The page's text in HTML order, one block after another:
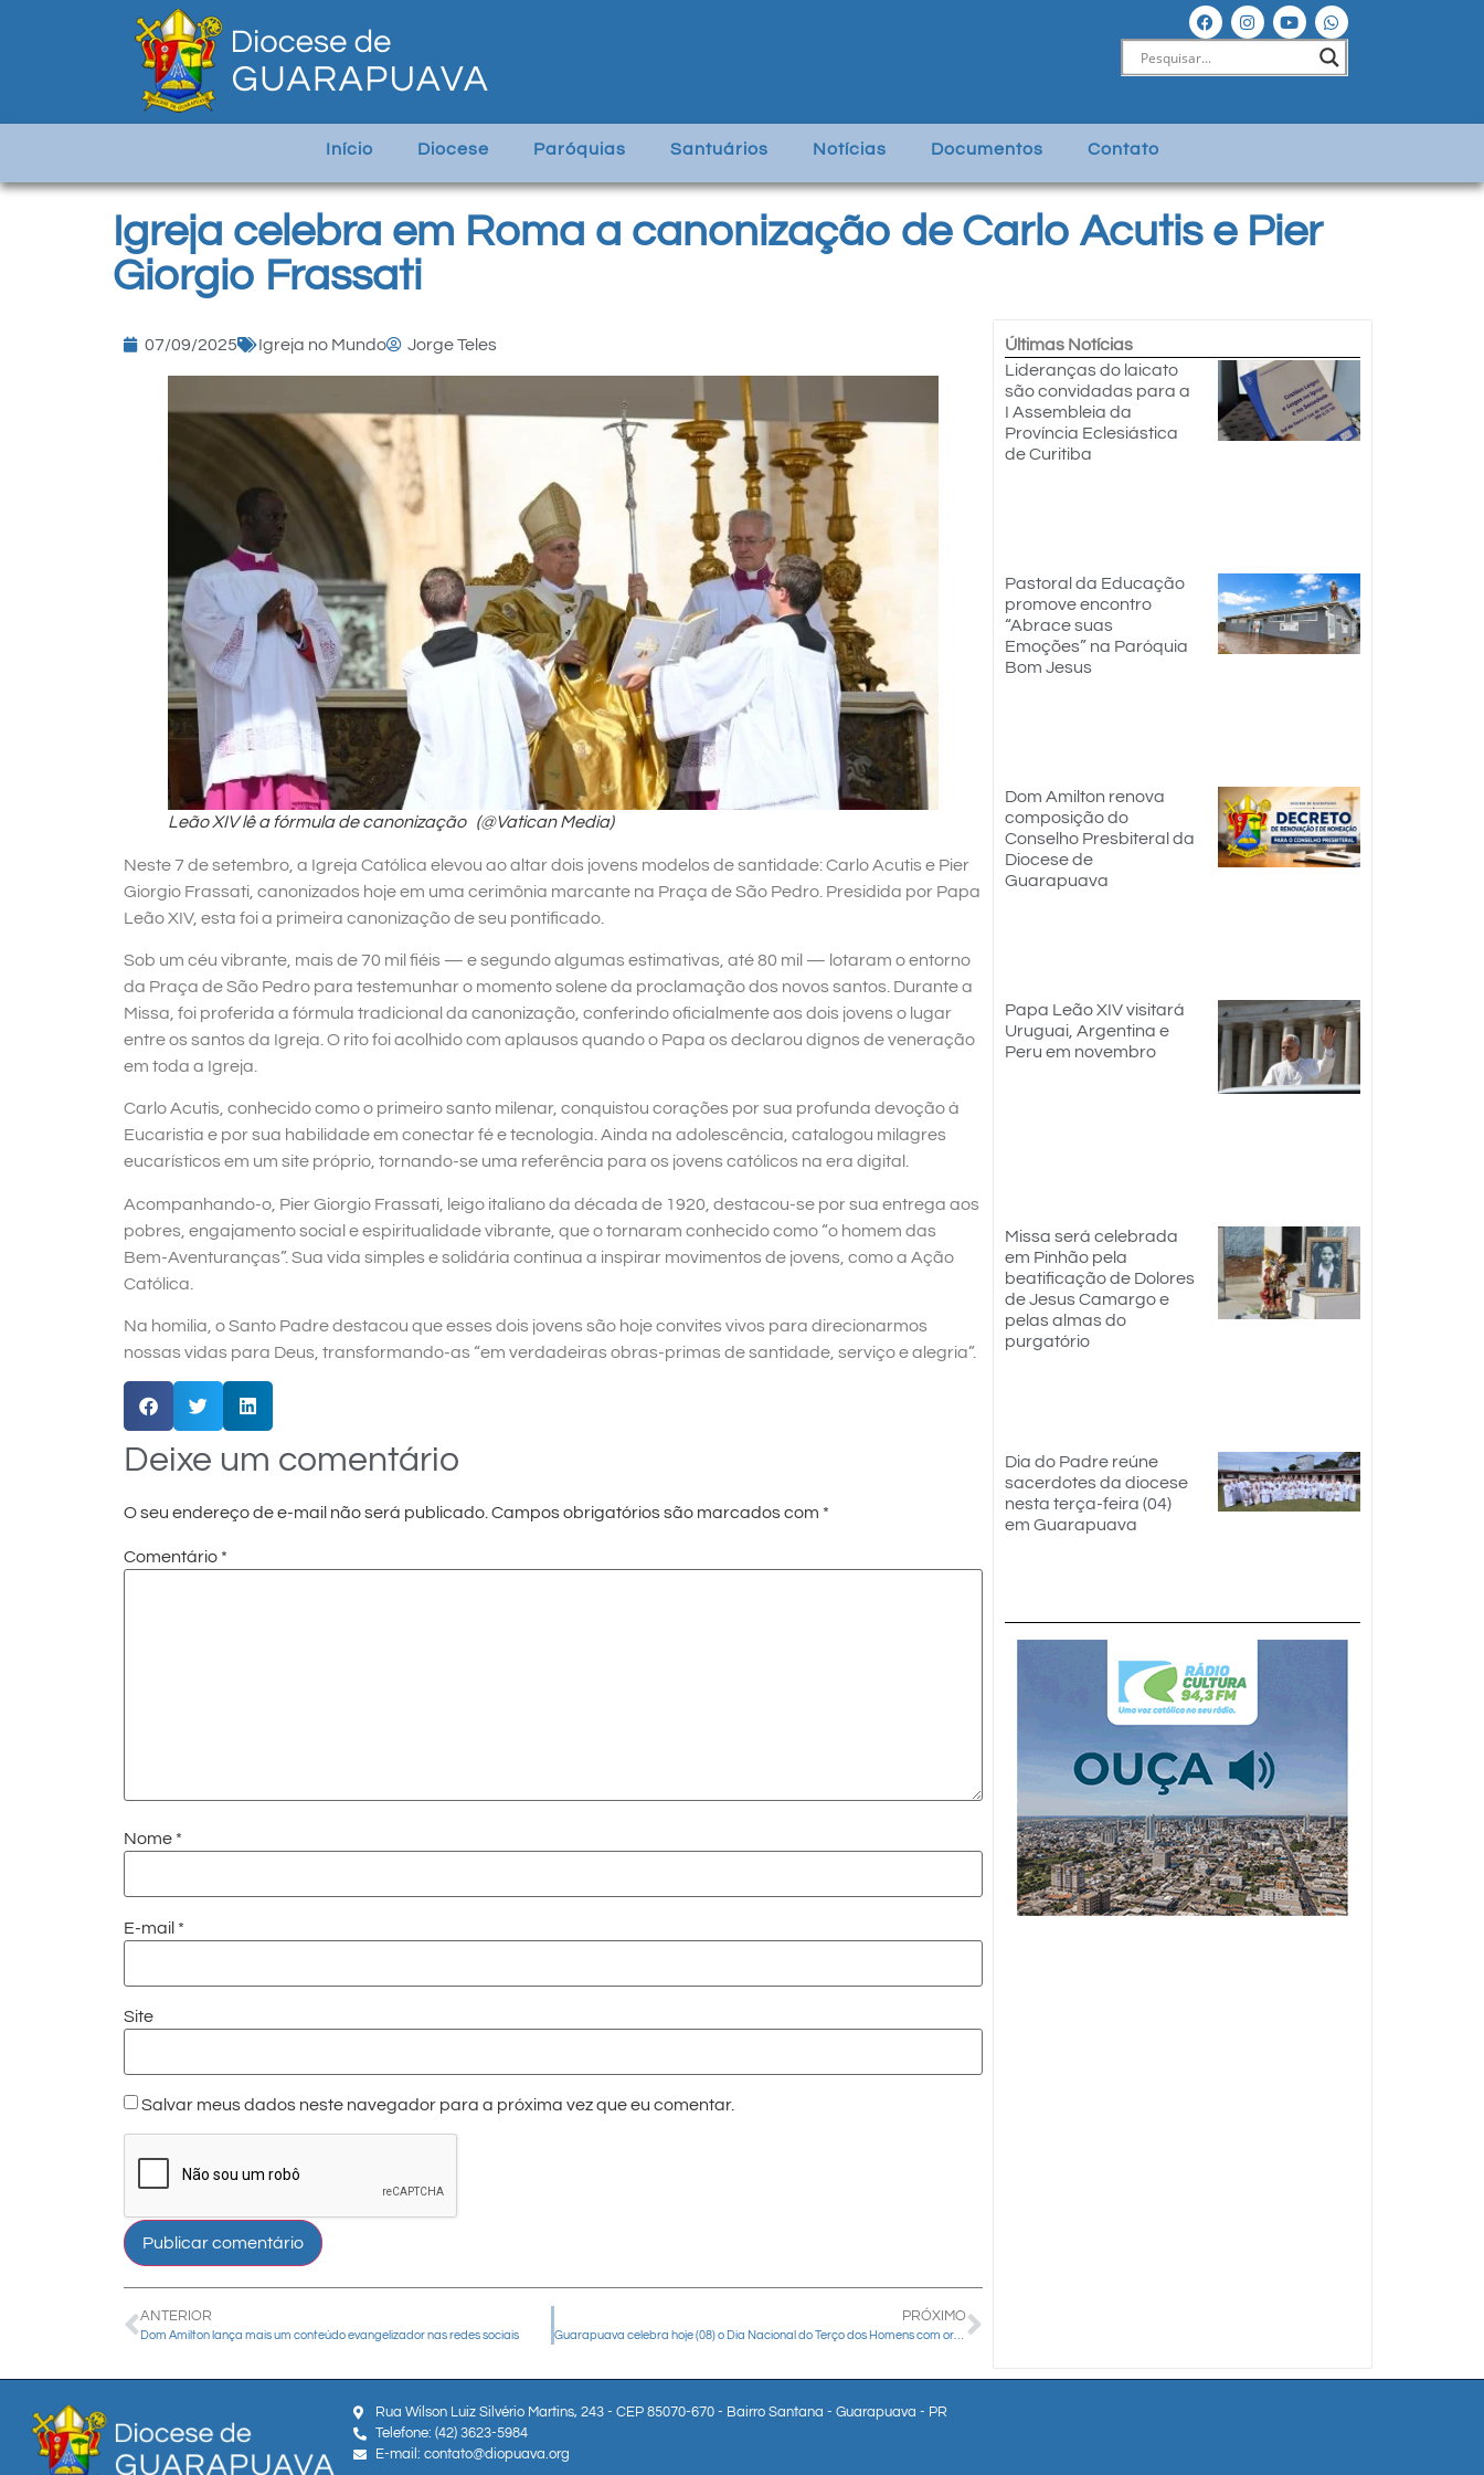
Início Diocese Paróquias Santuários Notícias Documentos Contato
Igreja celebra em Roma a canonização de Carlo Acutis e Pier
Giorgio Frassati
07/09/2025 Igreja no Mundo Jorge Teles
Leão XIV lê a fórmula de canonização (@Vatican Media)
Neste 7 de setembro, a Igreja Católica elevou ao altar dois jovens modelos de santidade: Carlo Acutis e Pier
Giorgio Frassati, canonizados hoje em uma cerimônia marcante na Praça de São Pedro. Presidida por Papa
Leão XIV, esta foi a primeira canonização de seu pontificado.
Sob um céu vibrante, mais de 70 mil fiéis — e segundo algumas estimativas, até 80 mil — lotaram o entorno
da Praça de São Pedro para testemunhar o momento solene da proclamação dos novos santos. Durante a
Missa, foi proferida a fórmula tradicional da canonização, conferindo oficialmente aos dois jovens o lugar
entre os santos da Igreja. O rito foi acolhido com aplausos quando o Papa os declarou dignos de veneração
em toda a Igreja.
Carlo Acutis, conhecido como o primeiro santo milenar, conquistou corações por sua profunda devoção à
Eucaristia e por sua habilidade em conectar fé e tecnologia. Ainda na adolescência, catalogou milagres
eucarísticos em um site próprio, tornando-se uma referência para os jovens católicos na era digital.
Acompanhando-o, Pier Giorgio Frassati, leigo italiano da década de 1920, destacou-se por sua entrega aos
pobres, engajamento social e espiritualidade vibrante, que o tornaram conhecido como “o homem das
Bem-Aventuranças”. Sua vida simples e solidária continua a inspirar movimentos de jovens, como a Ação
Católica.
Na homilia, o Santo Padre destacou que esses dois jovens são hoje convites vivos para direcionarmos
nossas vidas para Deus, transformando-as “em verdadeiras obras-primas de santidade, serviço e alegria”.
Deixe um comentário
O seu endereço de e-mail não será publicado.Campos obrigatórios são marcados com *
Comentário *
Nome *
E-mail *
Site
Salvar meus dados neste navegador para a próxima vez que eu comentar.
ANTERIOR
Dom Amilton lança mais um conteúdo evangelizador nas redes sociais
PRÓXIMO
Últimas Notícias
Lideranças do laicato
são convidadas para a
I Assembleia da
Província Eclesiástica
de Curitiba
Pastoral da Educação
promove encontro
“Abrace suas
Emoções” na Paróquia
Bom Jesus
Dom Amilton renova
composição do
Conselho Presbiteral da
Diocese de
Guarapuava
Papa Leão XIV visitará
Uruguai, Argentina e
Peru em novembro
Missa será celebrada
em Pinhão pela
beatificação de Dolores
de Jesus Camargo e
pelas almas do
purgatório
Dia do Padre reúne
sacerdotes da diocese
nesta terça-feira (04)
em Guarapuava
Rua Wilson Luiz Silvério Martins, 243 - CEP 85070-670 - Bairro Santana - Guarapuava - PR
Telefone: (42) 3623-5984
E-mail: contato@diopuava.org